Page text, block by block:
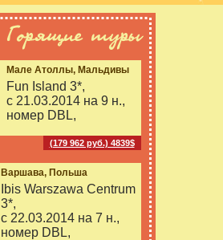
Мале Атоллы, Мальдивы
Fun Island 3*,
с 21.03.2014 на 9 н.,
номер DBL,
(179 962 руб.) 4839$
Варшава, Польша
Ibis Warszawa Centrum
3*,
с 22.03.2014 на 7 н.,
номер DBL,